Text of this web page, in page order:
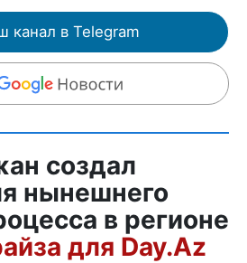
канал в Telegram
создал
нынешнего
в регионе
для Day.Az